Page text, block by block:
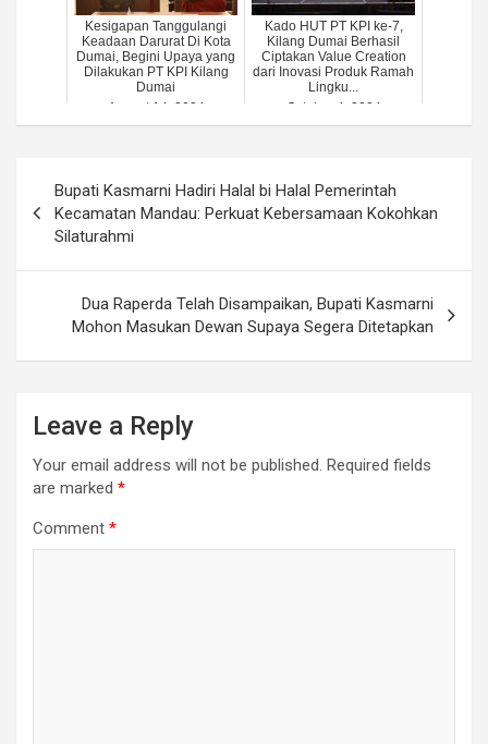
Kesigapan Tanggulangi
Keadaan Darurat Di Kota
Dumai, Begini Upaya yang
Dilakukan PT KPI Kilang
Dumai
August 14, 2024
Kado HUT PT KPI ke-7,
Kilang Dumai Berhasil
Ciptakan Value Creation
dari Inovasi Produk Ramah
Lingku...
October 4, 2024
navigation
Bupati Kasmarni Hadiri Halal bi Halal Pemerintah
Kecamatan Mandau: Perkuat Kebersamaan Kokohkan
Silaturahmi
Dua Raperda Telah Disampaikan, Bupati Kasmarni
Mohon Masukan Dewan Supaya Segera Ditetapkan
Leave a Reply
Your email address will not be published. Required fields
are marked *
Comment *